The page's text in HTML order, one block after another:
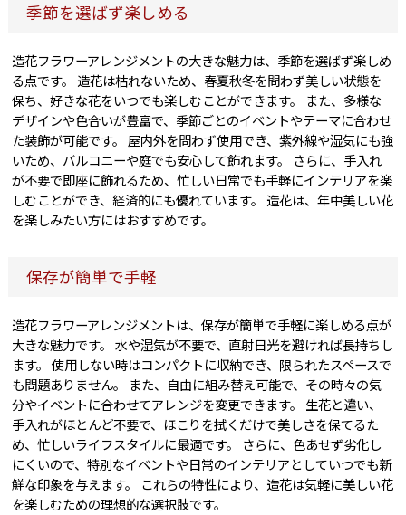
季節を選ばず楽しめる
造花フラワーアレンジメントの大きな魅力は、季節を選ばず楽しめ
る点です。 造花は枯れないため、春夏秋冬を問わず美しい状態を
保ち、好きな花をいつでも楽しむことができます。 また、多様な
デザインや色合いが豊富で、季節ごとのイベントやテーマに合わせ
た装飾が可能です。 屋内外を問わず使用でき、紫外線や湿気にも強
いため、バルコニーや庭でも安心して飾れます。 さらに、手入れ
が不要で即座に飾れるため、忙しい日常でも手軽にインテリアを楽
しむことができ、経済的にも優れています。 造花は、年中美しい花
を楽しみたい方にはおすすめです。
保存が簡単で手軽
造花フラワーアレンジメントは、保存が簡単で手軽に楽しめる点が
大きな魅力です。 水や湿気が不要で、直射日光を避ければ長持ちし
ます。 使用しない時はコンパクトに収納でき、限られたスペースで
も問題ありません。 また、自由に組み替え可能で、その時々の気
分やイベントに合わせてアレンジを変更できます。 生花と違い、
手入れがほとんど不要で、ほこりを拭くだけで美しさを保てるた
め、忙しいライフスタイルに最適です。 さらに、色あせず劣化し
にくいので、特別なイベントや日常のインテリアとしていつでも新
鮮な印象を与えます。 これらの特性により、造花は気軽に美しい花
を楽しむための理想的な選択肢です。